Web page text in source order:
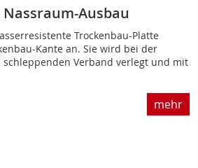
Ausbau
Trockenbau-Platte
Kante an. Sie wird bei der
Verband verlegt und mit
mehr